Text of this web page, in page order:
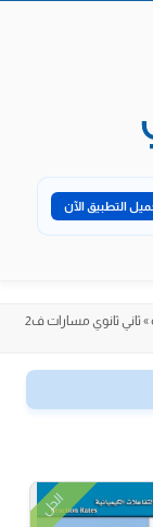
التطبيق الآن
» ثاني ثانوي مسارات ف2
الحل